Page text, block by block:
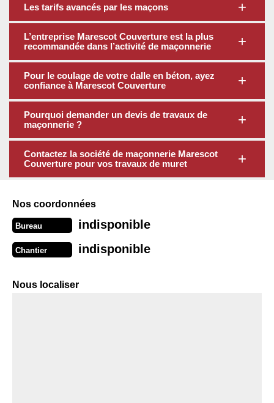
Les tarifs avancés par les maçons
L’entreprise Marescot Couverture est la plus
recommandée dans l’activité de maçonnerie
Pour le coulage de votre dalle en béton, ayez
confiance à Marescot Couverture
Pourquoi demander un devis de travaux de
maçonnerie ?
Contactez la société de maçonnerie Marescot
Couverture pour vos travaux de muret
Nos coordonnées
Bureau indisponible
Chantier indisponible
Nous localiser